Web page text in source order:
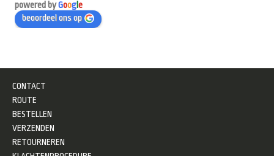
powered byGooge
beoordeel ons op
CONTACT
ROUTE
BESTELLEN
VERZENDEN
RETOURNEREN